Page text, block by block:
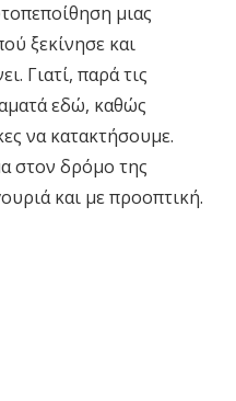
μιας
ξεκίνησε και
Γιατί, παρά τις
εδώ, καθώς
να κατακτήσουμε.
στον δρόμο της
και με προοπτική.